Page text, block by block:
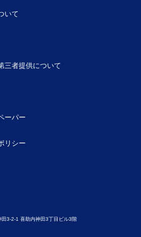
3-2-1 喜助内神田3丁目ビル3階
いて
三者提供について
ーパー
リシー